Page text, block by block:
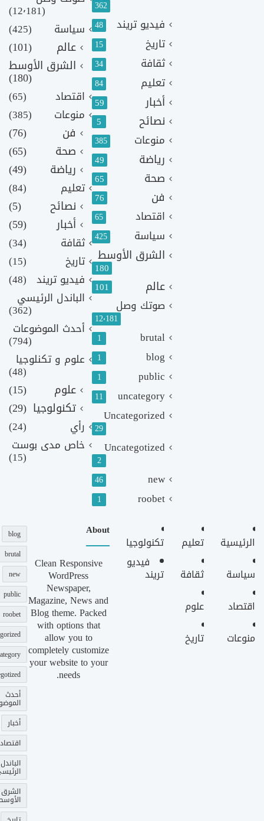
362
فيديو تريند 48
تاريخ 15
ثقافة 34
تعليم 84
أخبار 59
نصائح 5
منوعات 385
رياضة 49
صحة 65
فن 76
اقتصاد 65
سياسة 425
الشرق الأوسط
180
عالم 101
صوتك وصل
12٬181
brutal
1
blog
1
public
1
uncategory
11
Uncategorized
29
Uncategotized
2
new
46
roobet
1
(12٬181)
سياسة
(425)
عالم
(101)
الشرق الأوسط
(180)
اقتصاد
(65)
منوعات
(385)
فن
(76)
صحة
(65)
رياضة
(49)
تعليم (84)
نصائح
(5)
أخبار
(59)
ثقافة
(34)
تاريخ
(15)
فيديو تريند (48)
الباندل الرئيسي
(362)
أحدث الموضوعات
(794)
علوم و تكنلوجيا
(48)
علوم
(15)
تكنولوجيا (29)
رأي
(24)
خاص مدى بوست
(15)
الرئيسية
سياسة
اقتصاد
منوعات
تعليم
ثقافة
علوم
تاريخ
تكنولوجيا
فيديو
تريند
About
Clean Responsive
WordPress
Newspaper,
Magazine, News and
Blog theme. Packed
with options that
allow you to
completely customize
your website to your
needs.
blog
brutal
new
public
roobet
أحدث
أخبار
اقتصاد
الباندل
الشرق